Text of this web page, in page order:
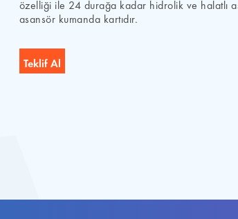
özelliği ile 24 durağa kadar hidrolik ve halatlı
asansör kumanda kartıdır.